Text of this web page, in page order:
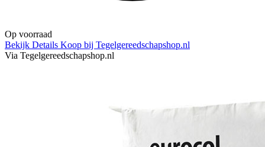
Op voorraad
Bekijk Details Koop bij Tegelgereedschapshop.nl
Via Tegelgereedschapshop.nl